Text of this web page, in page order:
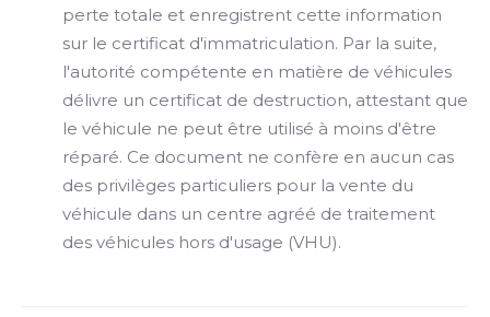
perte totale et enregistrent cette information
sur le certificat d'immatriculation. Par la suite,
l'autorité compétente en matière de véhicules
délivre un certificat de destruction, attestant que
le véhicule ne peut être utilisé à moins d'être
réparé. Ce document ne confère en aucun cas
des privilèges particuliers pour la vente du
véhicule dans un centre agréé de traitement
des véhicules hors d'usage (VHU).